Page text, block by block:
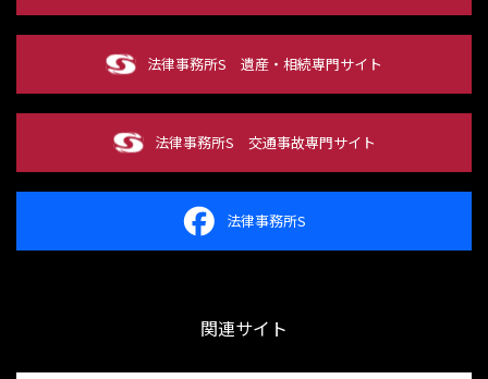
法律事務所S 遺産・相続専門サイト
法律事務所S 交通事故専門サイト
法律事務所S
関連サイト